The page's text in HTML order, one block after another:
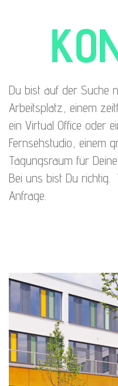
Du bist auf der Suche
Arbeitsplatz, einem
ein Virtual Office oder
Fernsehstudio, einem
Tagungsraum für
Bei uns bist Du
Anfrage.